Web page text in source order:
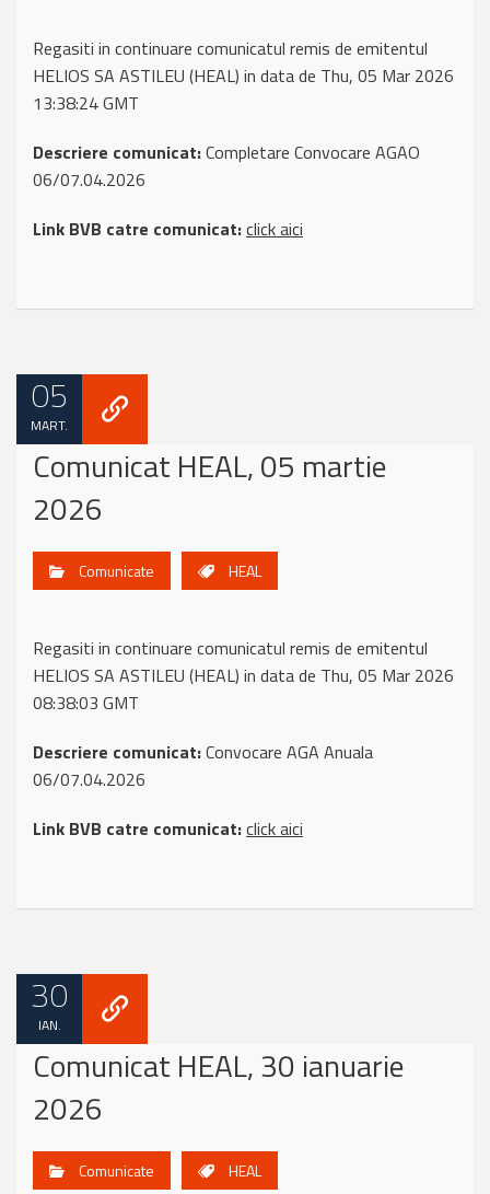
Regasiti in continuare comunicatul remis de emitentul
HELIOS SA ASTILEU (HEAL) in data de Thu, 05 Mar 2026
13:38:24 GMT
Descriere comunicat:Completare Convocare AGAO
06/07.04.2026
Link BVB catre comunicat:click aici
05
MART.
Comunicat HEAL, 05 martie
2026
Comunicate HEAL
Regasiti in continuare comunicatul remis de emitentul
HELIOS SA ASTILEU (HEAL) in data de Thu, 05 Mar 2026
08:38:03 GMT
Descriere comunicat:Convocare AGA Anuala
06/07.04.2026
Link BVB catre comunicat:click aici
30
IAN.
Comunicat HEAL, 30 ianuarie
2026
Comunicate HEAL